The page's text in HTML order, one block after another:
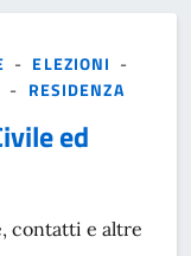
- ELEZIONI -
- RESIDENZA
ed
contatti e altre